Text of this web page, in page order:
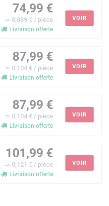
74,99 €
≃ 0,089 € / pièce
Livraison offerte
VOIR
87,99 €
≃ 0,104 € / pièce
Livraison offerte
VOIR
87,99 €
≃ 0,104 € / pièce
Livraison offerte
VOIR
101,99 €
≃ 0,121 € / pièce
Livraison offerte
VOIR